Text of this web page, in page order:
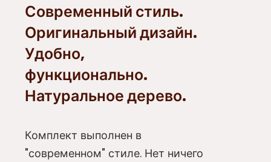
Современный стиль.
Оригинальный дизайн.
Удобно,
функционально.
Натуральное дерево.
Комплект выполнен в
"современном" стиле. Нет ничего